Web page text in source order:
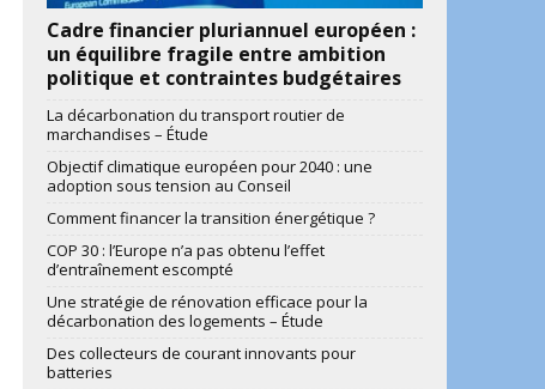
Cadre financier pluriannuel européen :
un équilibre fragile entre ambition
politique et contraintes budgétaires
La décarbonation du transport routier de
marchandises – Étude
Objectif climatique européen pour 2040 : une
adoption sous tension au Conseil
Comment financer la transition énergétique ?
COP 30 : l’Europe n’a pas obtenu l’effet
d’entraînement escompté
Une stratégie de rénovation efficace pour la
décarbonation des logements – Étude
Des collecteurs de courant innovants pour
batteries